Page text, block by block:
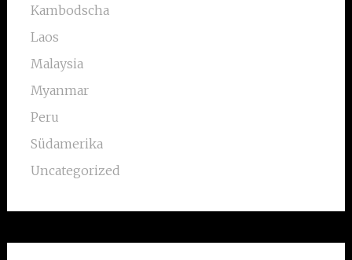
Kambodscha
Laos
Malaysia
Myanmar
Peru
Südamerika
Uncategorized